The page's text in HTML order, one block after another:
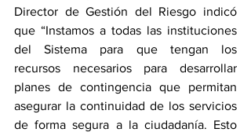
Director de Gestión del Riesgo indicó
que “Instamos a todas las instituciones
del Sistema para que tengan los
recursos necesarios para desarrollar
planes de contingencia que permitan
asegurar la continuidad de los servicios
de forma segura a la ciudadanía. Esto